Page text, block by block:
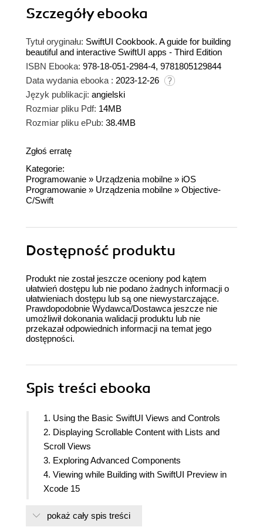
Szczegółyebooka
Tytuł oryginału: SwiftUI Cookbook. A guide for building
beautiful and interactive SwiftUI apps - Third Edition
ISBN Ebooka: 978-18-051-2984-4, 9781805129844
Data wydania ebooka : 2023-12-26
Język publikacji: angielski
Rozmiar pliku Pdf: 14MB
Rozmiar pliku ePub: 38.4MB
Zgłoś erratę
Kategorie:
Programowanie » Urządzenia mobilne » iOS
Programowanie » Urządzenia mobilne » Objective-
C/Swift
Dostępność produktu
Produkt nie został jeszcze oceniony pod kątem
ułatwień dostępu lub nie podano żadnych informacji o
ułatwieniach dostępu lub są one niewystarczające.
Prawdopodobnie Wydawca/Dostawca jeszcze nie
umożliwił dokonania walidacji produktu lub nie
przekazał odpowiednich informacji na temat jego
dostępności.
Spis treści ebooka
1. Using the Basic SwiftUI Views and Controls
2. Displaying Scrollable Content with Lists and
Scroll Views
3. Exploring Advanced Components
4. Viewing while Building with SwiftUI Preview in
Xcode 15
with Container Views
pokaż cały spis treści